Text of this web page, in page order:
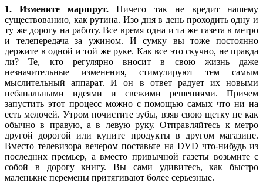
1. Измените маршрут. Ничего так не вредит нашему
существованию, как рутина. Изо дня в день проходить одну и
ту же дорогу на работу. Все время одна и та же газета в метро
и телепередача за ужином. И сумку вы тоже постоянно
держите в одной и той же руке. Как все это скучно, не правда
ли? Те, кто регулярно вносит в свою жизнь даже
незначительные изменения, стимулируют тем самым
мыслительный аппарат. И он в ответ радует их новыми
небанальными идеями и свежими решениями. Причем
запустить этот процесс можно с помощью самых что ни на
есть мелочей. Утром почистите зубы, взяв свою щетку не как
обычно в правую, а в левую руку. Отправляйтесь к метро
другой дорогой или купите продукты в другом магазине.
Вместо телевизора вечером поставьте на DVD что-нибудь из
последних премьер, а вместо привычной газеты возьмите с
собой в дорогу книгу. Вы сами удивитесь, как быстро
маленькие перемены притягивают более серьезные.